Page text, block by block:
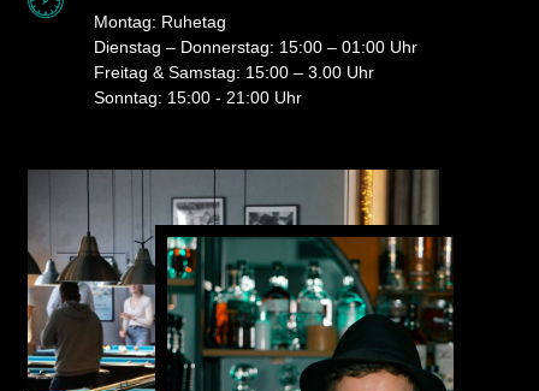
Montag: Ruhetag
Dienstag – Donnerstag: 15:00 – 01:00 Uhr
Freitag & Samstag: 15:00 – 3.00 Uhr
Sonntag: 15:00 - 21:00 Uhr